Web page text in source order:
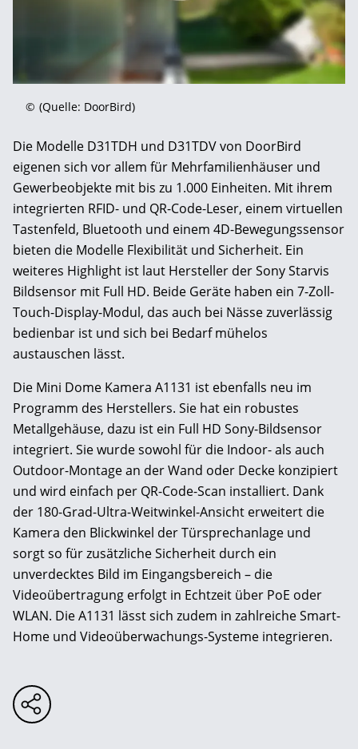
© (Quelle: DoorBird)
Die Modelle D31TDH und D31TDV von DoorBird
eigenen sich vor allem für Mehrfamilienhäuser und
Gewerbeobjekte mit bis zu 1.000 Einheiten. Mit ihrem
integrierten RFID- und QR-Code-Leser, einem virtuellen
Tastenfeld, Bluetooth und einem 4D-Bewegungssensor
bieten die Modelle Flexibilität und Sicherheit. Ein
weiteres Highlight ist laut Hersteller der Sony Starvis
Bildsensor mit Full HD. Beide Geräte haben ein 7-Zoll-
Touch-Display-Modul, das auch bei Nässe zuverlässig
bedienbar ist und sich bei Bedarf mühelos
austauschen lässt.
Die Mini Dome Kamera A1131 ist ebenfalls neu im
Programm des Herstellers. Sie hat ein robustes
Metallgehäuse, dazu ist ein Full HD Sony-Bildsensor
integriert. Sie wurde sowohl für die Indoor- als auch
Outdoor-Montage an der Wand oder Decke konzipiert
und wird einfach per QR-Code-Scan installiert. Dank
der 180-Grad-Ultra-Weitwinkel-Ansicht erweitert die
Kamera den Blickwinkel der Türsprechanlage und
sorgt so für zusätzliche Sicherheit durch ein
unverdecktes Bild im Eingangsbereich – die
Videoübertragung erfolgt in Echtzeit über PoE oder
WLAN. Die A1131 lässt sich zudem in zahlreiche Smart-
Home und Videoüberwachungs-Systeme integrieren.